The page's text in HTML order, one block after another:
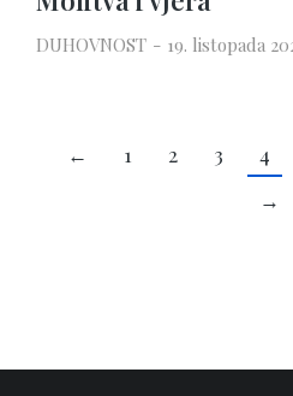
DUHOVNOST 19. listopada
← 1 2 3 4
→